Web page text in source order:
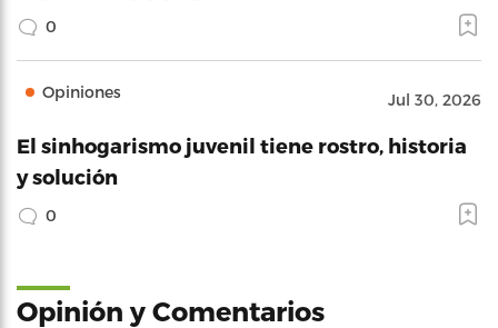
0
Opiniones Jul 30, 2026
El sinhogarismo juvenil tiene rostro, historia
y solución
0
Opinión y Comentarios